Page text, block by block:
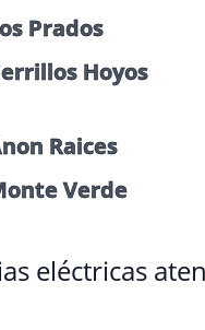
Prados
Hoyos
Raices
Verde
eléctricas